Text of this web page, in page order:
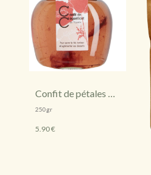
Confit de pétales de
fleurs de coquelicot
250gr
5.90 €